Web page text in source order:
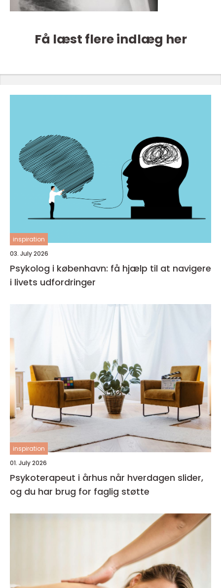
Få læst flere indlæg her
inspiration
03. July 2026
Psykolog i københavn: få hjælp til at navigere
i livets udfordringer
inspiration
01. July 2026
Psykoterapeut i århus når hverdagen slider,
og du har brug for faglig støtte